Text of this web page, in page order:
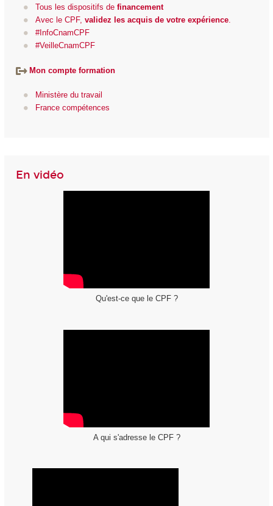
Tous les dispositifs de financement
Avec le CPF, validez les acquis de votre expérience.
#InfoCnamCPF
#VeilleCnamCPF
Mon compte formation
Ministère du travail
France compétences
En vidéo
Qu'est-ce que le CPF ?
A qui s'adresse le CPF ?